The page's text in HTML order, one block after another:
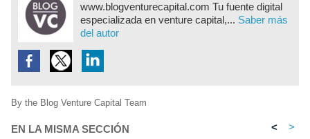
www.blogventurecapital.com Tu fuente digital
especializada en venture capital,... Saber más
del autor
By the Blog Venture Capital Team
EN LA MISMA SECCIÓN < >